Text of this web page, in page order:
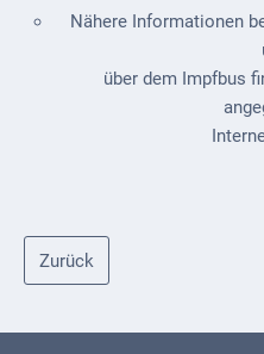
Bürgerhospital
Regionalbahn
1907
Nähere Informationen
über dem Impfbus
Zurück